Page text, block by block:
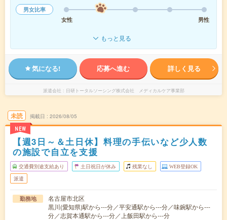
男女比率
女性
男性
もっと見る
気になる! 応募へ進む 詳しく見る
派遣会社 日研トータルソーシング株式会社 メディカルケア事業部
未読
NEW
掲載日 2026/08/05
【週3日～＆土日休】料理の手伝いなど少人数
の施設で自立を支援
交通費別途支給あり 土日祝日が休み 残業なし WEB登録OK
派遣
勤務地
名古屋市北区
黒川(愛知県)駅から---分／平安通駅から---分／味鋺駅から---
分／志賀本通駅から---分／上飯田駅から---分